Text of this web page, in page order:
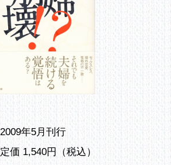
2009年5月刊行
定価 1,540円（税込）